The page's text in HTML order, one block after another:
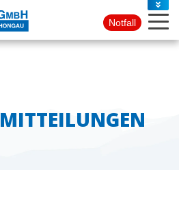
PRESSE
KONTAKT
Notfall
MITTEILUNGEN